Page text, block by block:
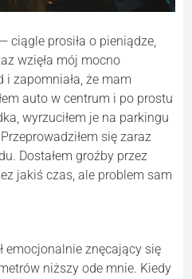
ciągle prosiła o pieniądze,
wzięła mój mocno
zapomniała, że mam
auto w centrum i po prostu
wyrzuciłem je na parkingu
się zaraz
Dostałem groźby przez
jakiś czas, ale problem sam
emocjonalnie znęcający się
niższy ode mnie. Kiedy